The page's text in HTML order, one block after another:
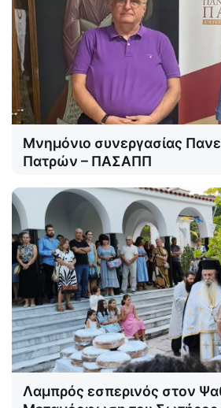
Μνημόνιο συνεργασίας
Πατρών – ΠΑΣΑΠΠ
Λαμπρός εσπερινός στον